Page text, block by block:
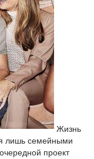
Жизнь
лишь семейными
проект